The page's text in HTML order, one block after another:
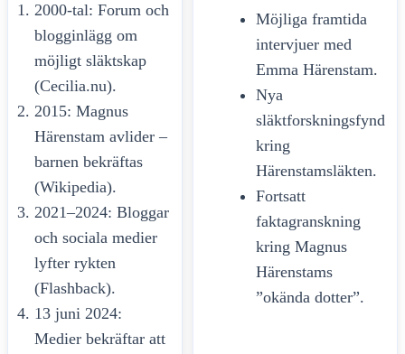
2000-tal: Forum och
blogginlägg om
möjligt släktskap
(Cecilia.nu).
2015: Magnus
Härenstam avlider –
barnen bekräftas
(Wikipedia).
2021–2024: Bloggar
och sociala medier
lyfter rykten
(Flashback).
13 juni 2024:
Medier bekräftar att
Möjliga framtida
intervjuer med
Emma Härenstam.
Nya
släktforskningsfynd
kring
Härenstamsläkten.
Fortsatt
faktagranskning
kring Magnus
Härenstams
”okända dotter”.